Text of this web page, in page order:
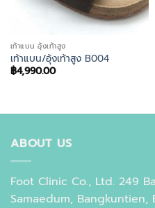
เท้าแบน อุ้งเท้าสูง
เท้าแบน/อุ้งเท้าสูง B004
฿4,990.00
ABOUT US
Foot Clinic Co., Ltd. 249
Samaedum, Bangkuntien,